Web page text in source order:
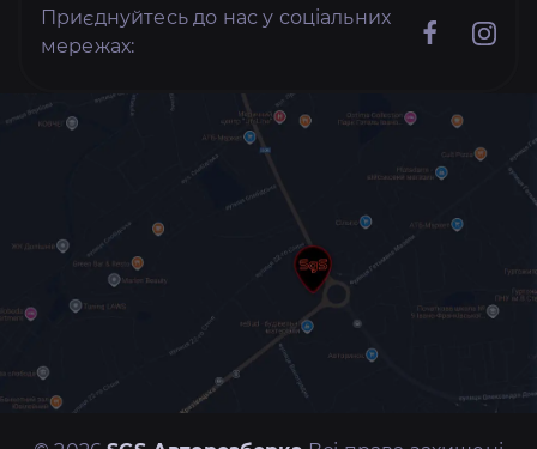
Приєднуйтесь до нас у соціальних
мережах: